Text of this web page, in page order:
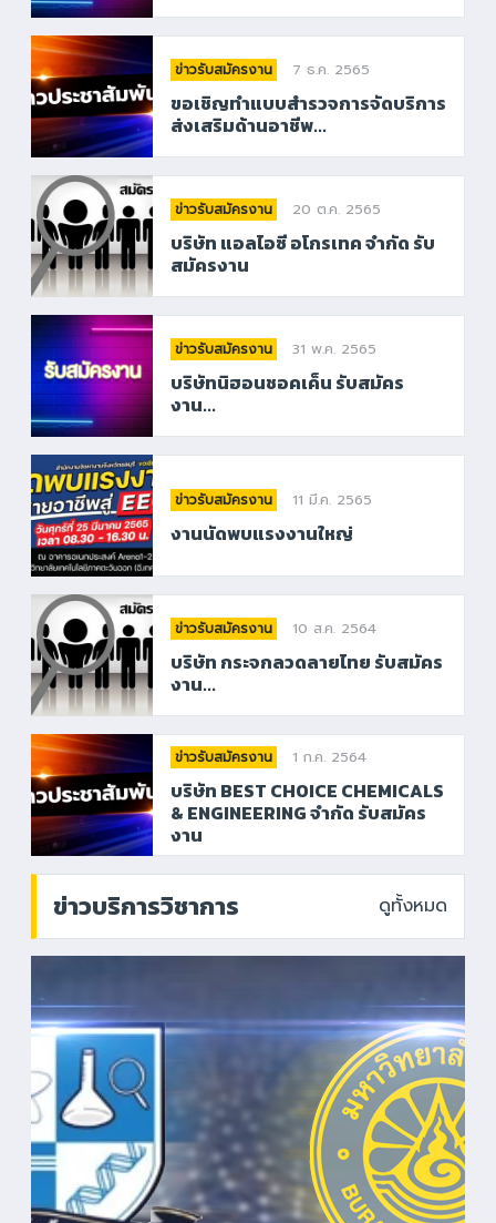
ข่าวรับสมัครงาน 7 ธ.ค. 2565
ขอเชิญทำแบบสำรวจการจัดบริการ
ส่งเสริมด้านอาชีพ...
ข่าวรับสมัครงาน 20 ต.ค. 2565
บริษัท แอลไอซี อโกรเทค จำกัด รับ
สมัครงาน
ข่าวรับสมัครงาน 31 พ.ค. 2565
บริษัทนิฮอนชอคเค็น รับสมัคร
งาน...
ข่าวรับสมัครงาน 11 มี.ค. 2565
งานนัดพบแรงงานใหญ่
ข่าวรับสมัครงาน 10 ส.ค. 2564
บริษัท กระจกลวดลายไทย รับสมัคร
งาน...
ข่าวรับสมัครงาน 1 ก.ค. 2564
บริษัท BEST CHOICE CHEMICALS
& ENGINEERING จำกัด รับสมัคร
งาน
ข่าวบริการวิชาการ ดูทั้งหมด